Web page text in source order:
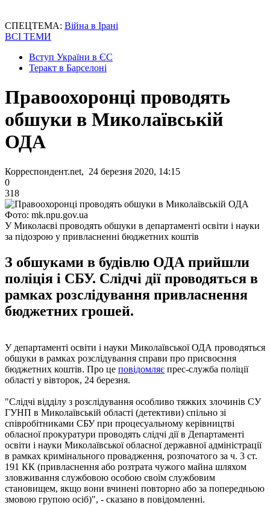
СПЕЦТЕМА: Війна в Ірані
ВСІ ТЕМИ
Вступ України в ЄС
Теракт в Барселоні
Правоохоронці проводять
обшуки в Миколаївській
ОДА
Корреспондент.net, 24 березня 2020, 14:15
0
318
Фото: mk.npu.gov.ua
У Миколаєві проводять обшуки в департаменті освіти і науки
за підозрою у привласненні бюджетних коштів
З обшуками в будівлю ОДА прийшли
поліція і СБУ. Слідчі дії проводяться в
рамках розслідування привласнення
бюджетних грошей.
У департаменті освіти і науки Миколаївської ОДА проводяться
обшуки в рамках розслідування справи про присвоєння
бюджетних коштів. Про це повідомляє прес-служба поліції
області у вівторок, 24 березня.
"Слідчі відділу з розслідування особливо тяжких злочинів СУ
ГУНП в Миколаївській області (детективи) спільно зі
співробітниками СБУ при процесуальному керівництві
обласної прокуратури проводять слідчі дії в Департаменті
освіти і науки Миколаївської обласної державної адміністрації
в рамках кримінального провадження, розпочатого за ч. 3 ст.
191 КК (привласнення або розтрата чужого майна шляхом
зловживання службовою особою своїм службовим
становищем, якщо вони вчинені повторно або за попередньою
змовою групою осіб)", - сказано в повідомленні.